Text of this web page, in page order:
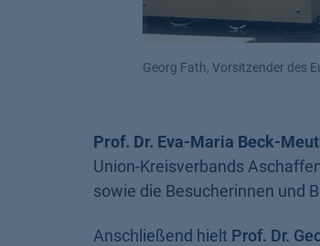
Georg Fath, Vorsitzender des Europa-
Prof. Dr. Eva-Maria Beck-
Union-Kreisverbands
sowie die Besucherinnen und
Anschließend hielt Prof. Dr.